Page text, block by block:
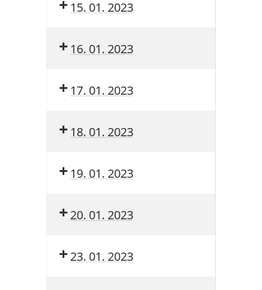
15. 01. 2023
16. 01. 2023
17. 01. 2023
18. 01. 2023
19. 01. 2023
20. 01. 2023
23. 01. 2023